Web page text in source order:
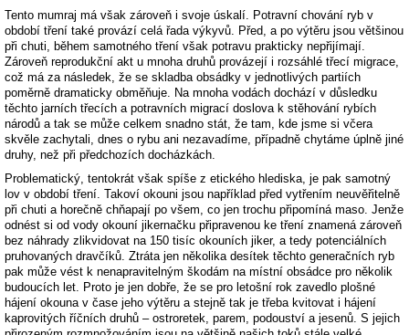
Tento mumraj má však zároveň i svoje úskalí. Potravní chování ryb v
období tření také provází celá řada výkyvů. Před, a po výtěru jsou většinou
při chuti, během samotného tření však potravu prakticky nepřijímají.
Zároveň reprodukční akt u mnoha druhů provázejí i rozsáhlé třecí migrace,
což má za následek, že se skladba obsádky v jednotlivých partiích
poměrně dramaticky obměňuje. Na mnoha vodách dochází v důsledku
těchto jarních třecích a potravních migrací doslova k stěhování rybích
národů a tak se může celkem snadno stát, že tam, kde jsme si včera
skvěle zachytali, dnes o rybu ani nezavadíme, případně chytáme úplně jiné
druhy, než při předchozích docházkách.
Problematický, tentokrát však spíše z etického hlediska, je pak samotný
lov v období tření. Takoví okouni jsou například před vytřením neuvěřitelně
při chuti a horečně chňapají po všem, co jen trochu připomíná maso. Jenže
odnést si od vody okouní jikernačku připravenou ke tření znamená zároveň
bez náhrady zlikvidovat na 150 tisíc okouních jiker, a tedy potenciálních
pruhovaných dravčíků. Ztráta jen několika desítek těchto generačních ryb
pak může vést k nenapravitelným škodám na místní obsádce pro několik
budoucích let. Proto je jen dobře, že se pro letošní rok zavedlo plošné
hájení okouna v čase jeho výtěru a stejně tak je třeba kvitovat i hájení
kaprovitých říčních druhů – ostroretek, parem, podouství a jesenů. S jejich